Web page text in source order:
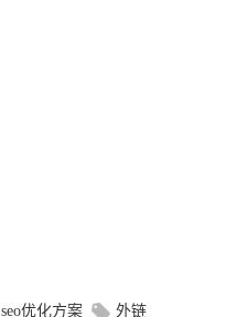
seo优化方案 外链